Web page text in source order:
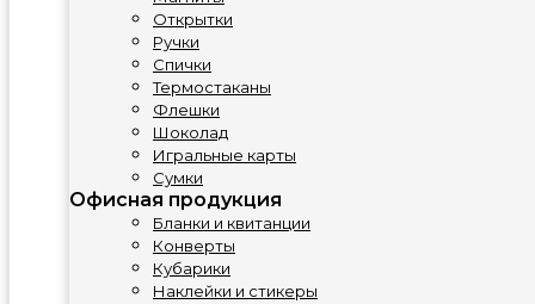
Открытки
Ручки
Спички
Термостаканы
Флешки
Шоколад
Игральные карты
Сумки
Офисная продукция
Бланки и квитанции
Конверты
Кубарики
Наклейки и стикеры